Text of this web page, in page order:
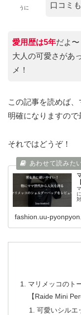
うに
口コミ
愛用歴は5年だよ〜
大人の可愛さがあ
メ！
この記事を読めば、
明確になりますので
それではどうぞ！
fashion.uu-
マリメッコのト
【Raide Mini
可愛いシルエ